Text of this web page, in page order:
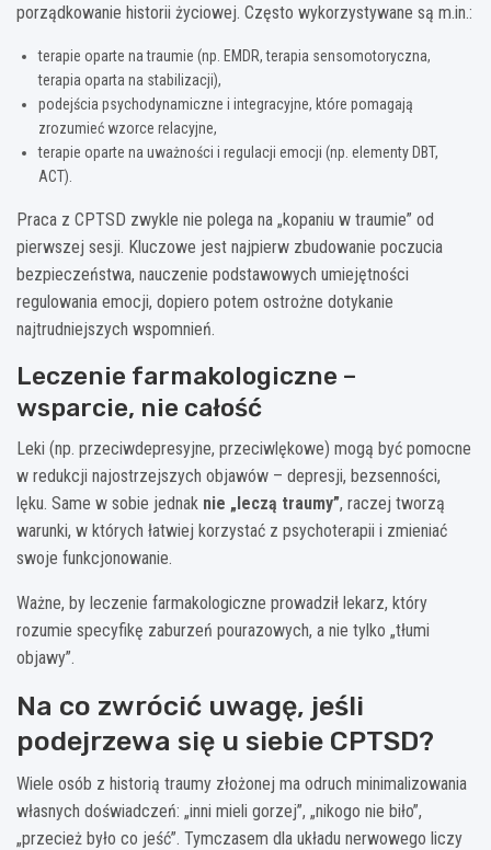
porządkowanie historii życiowej. Często wykorzystywane są m.in.:
terapie oparte na traumie (np. EMDR, terapia sensomotoryczna,
terapia oparta na stabilizacji),
podejścia psychodynamiczne i integracyjne, które pomagają
zrozumieć wzorce relacyjne,
terapie oparte na uważności i regulacji emocji (np. elementy DBT,
ACT).
Praca z CPTSD zwykle nie polega na „kopaniu w traumie” od
pierwszej sesji. Kluczowe jest najpierw zbudowanie poczucia
bezpieczeństwa, nauczenie podstawowych umiejętności
regulowania emocji, dopiero potem ostrożne dotykanie
najtrudniejszych wspomnień.
Leczenie farmakologiczne –
wsparcie, nie całość
Leki (np. przeciwdepresyjne, przeciwlękowe) mogą być pomocne
w redukcji najostrzejszych objawów – depresji, bezsenności,
lęku. Same w sobie jednak nie „leczą traumy”, raczej tworzą
warunki, w których łatwiej korzystać z psychoterapii i zmieniać
swoje funkcjonowanie.
Ważne, by leczenie farmakologiczne prowadził lekarz, który
rozumie specyfikę zaburzeń pourazowych, a nie tylko „tłumi
objawy”.
Na co zwrócić uwagę, jeśli
podejrzewa się u siebie CPTSD?
Wiele osób z historią traumy złożonej ma odruch minimalizowania
własnych doświadczeń: „inni mieli gorzej”, „nikogo nie biło”,
„przecież było co jeść”. Tymczasem dla układu nerwowego liczy